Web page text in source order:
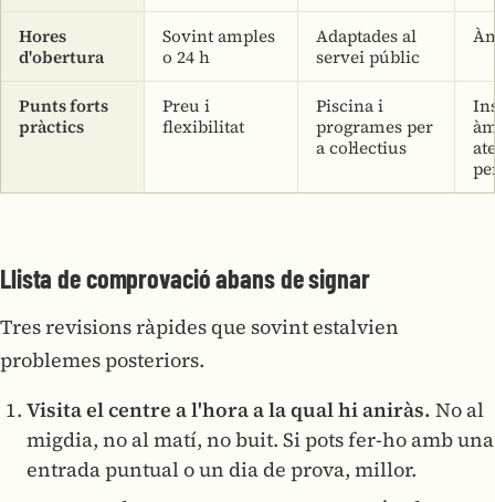
Hores
d'obertura
Sovint amples
o 24 h
Adaptades al
servei públic
Punts forts
pràctics
Preu i
flexibilitat
Piscina i
programes per
a col·lectius
Llista de comprovació abans de signar
Tres revisions ràpides que sovint estalvien
problemes posteriors.
Visita el centre a l'hora a la qual hi aniràs. No al
migdia, no al matí, no buit. Si pots fer-ho amb una
entrada puntual o un dia de prova, millor.